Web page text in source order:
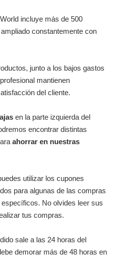
incluye más de 500
constantemente con
junto a los bajos gastos
mantienen
del cliente.
en la parte izquierda del
encontrar distintas
ahorrar en nuestras
utilizar los cupones
para algunas de las compras
No olvides leer sus
tus compras.
sale a las 24 horas del
demorar más de 48 horas en